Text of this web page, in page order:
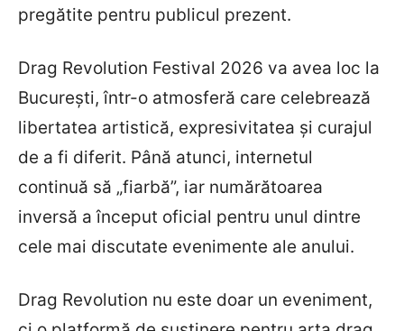
pregătite pentru publicul prezent.
Drag Revolution Festival 2026 va avea loc la
București, într-o atmosferă care celebrează
libertatea artistică, expresivitatea și curajul
de a fi diferit. Până atunci, internetul
continuă să „fiarbă”, iar numărătoarea
inversă a început oficial pentru unul dintre
cele mai discutate evenimente ale anului.
Drag Revolution nu este doar un eveniment,